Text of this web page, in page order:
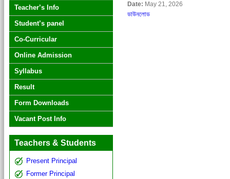
Teacher’s Info
Student’s panel
Co-Curricular
Online Admission
Syllabus
Result
Form Downloads
Vacant Post Info
Teachers & Students
Present Principal
Former Principal
Date: May 21, 2026
ডাউনলোড